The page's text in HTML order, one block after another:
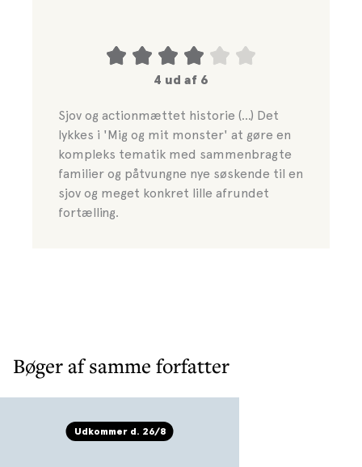
4 ud af 6
Sjov og actionmættet historie (…) Det
lykkes i 'Mig og mit monster' at gøre en
kompleks tematik med sammenbragte
familier og påtvungne nye søskende til en
sjov og meget konkret lille afrundet
fortælling.
Bøger af samme forfatter
Udkommer d. 26/8